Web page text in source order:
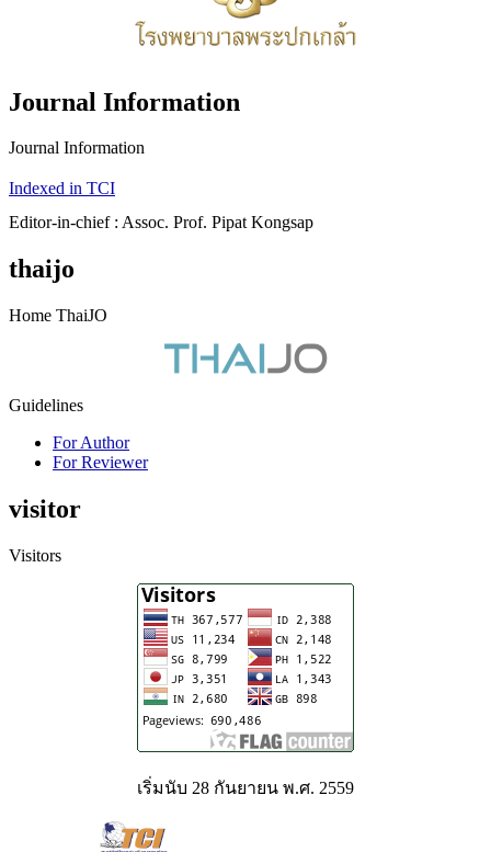
Journal Information
Journal Information
Indexed in TCI
Editor-in-chief : Assoc. Prof. Pipat Kongsap
thaijo
Home ThaiJO
Guidelines
For Author
For Reviewer
visitor
Visitors
เริ่มนับ 28 กันยายน พ.ศ. 2559